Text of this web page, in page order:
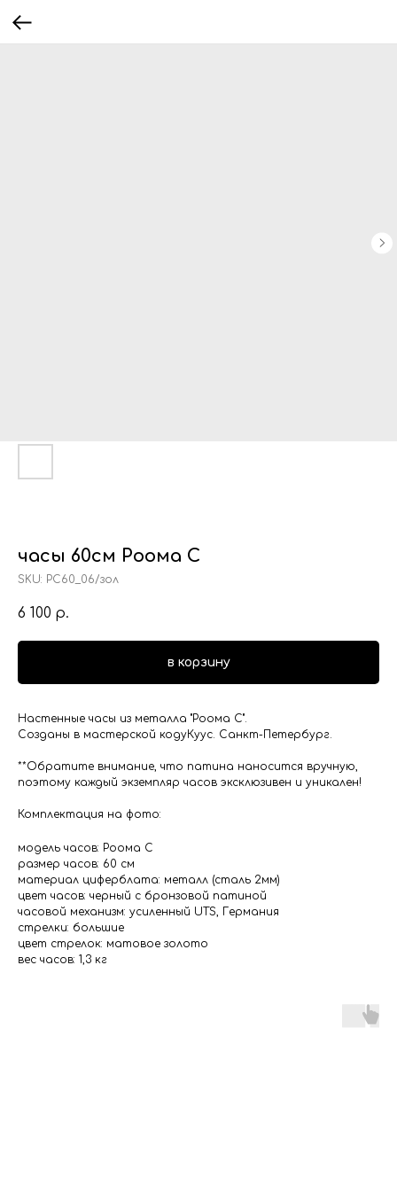
часы 60см Роома С
SKU: РС60_06/зол
6 100 р.
в корзину
Настенные часы из металла "Роома С".
Созданы в мастерской кодуКуус. Санкт-Петербург.
**Обратите внимание, что патина наносится вручную,
поэтому каждый экземпляр часов эксклюзивен и уникален!
Комплектация на фото:
модель часов: Роома С
размер часов: 60 см
материал циферблата: металл (сталь 2мм)
цвет часов: черный с бронзовой патиной
часовой механизм: усиленный UTS, Германия
стрелки: большие
цвет стрелок: матовое золото
вес часов: 1,3 кг